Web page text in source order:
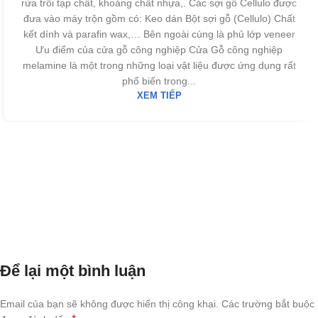
rửa trôi tạp chất, khoáng chất nhựa,. Các sợi gỗ Cellulo được
đưa vào máy trộn gồm có: Keo dán Bột sợi gỗ (Cellulo) Chất
kết dính và parafin wax,… Bên ngoài cùng là phủ lớp veneer
Ưu điểm của cửa gỗ công nghiệp Cửa Gỗ công nghiệp
melamine là một trong những loại vật liệu được ứng dụng rất
phổ biến trong...
XEM TIẾP
Để lại một bình luận
Email của bạn sẽ không được hiển thị công khai. Các trường bắt buộc